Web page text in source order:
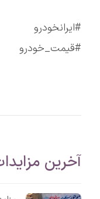
#ایرانخودرو
#قیمت_خودرو
آخرین